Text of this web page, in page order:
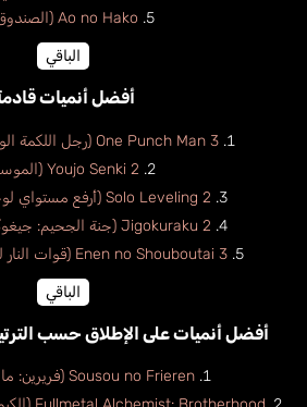
Ao no Hako (الصندوق الأزرق)
الباقي
أفضل أنميات
One Punch Man 3 (رجل اللكمة الواحدة الموسم الثالث)
Youjo Senki 2 (الموسم الثاني)
Solo Leveling 2 (أرفع مستواي لوحدي الموسم الثاني)
Jigokuraku 2 (جنة الجحيم: جيغوكُراكُ الموسم الثاني)
Enen no Shouboutai 3 (قوات النار للإطفاء الموسم الثالث)
الباقي
أفضل أنميات على الإطلاق حسب
Sousou no Frieren (فريرين: ما وراء نهاية الرحلة)